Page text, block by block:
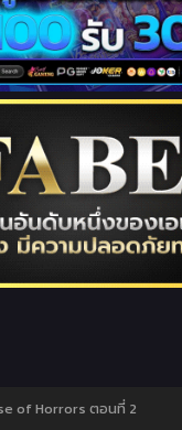
of Horrors ตอนที่ 2